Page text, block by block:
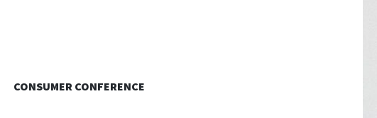
CONSUMER CONFERENCE